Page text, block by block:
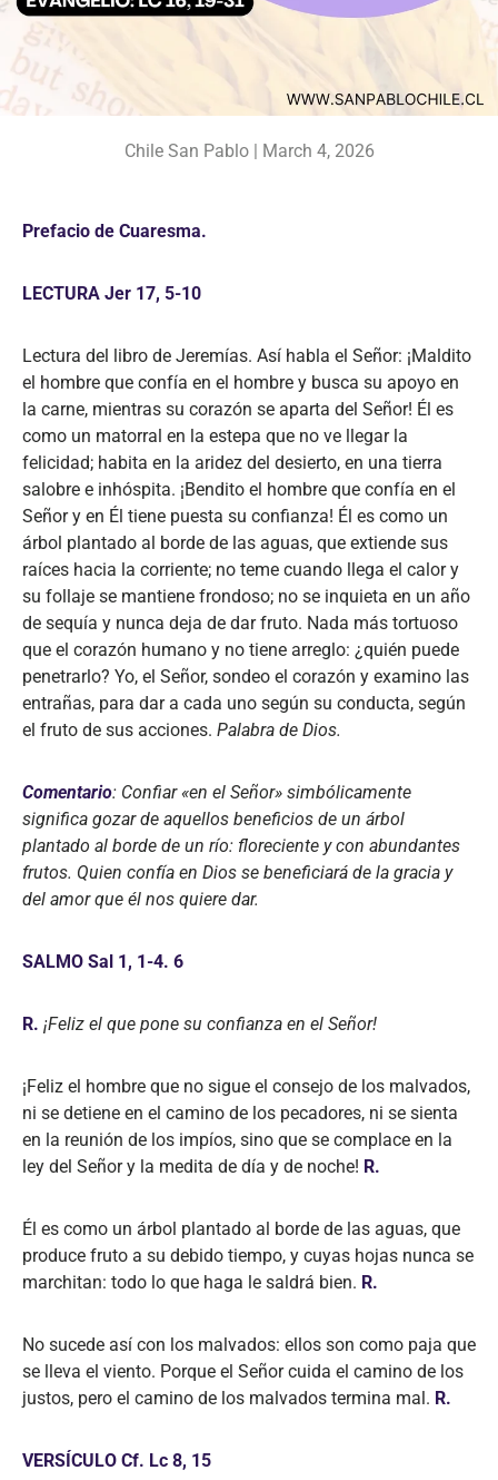
Chile San Pablo | March 4, 2026
Prefacio de Cuaresma.
LECTURA Jer 17, 5-10
Lectura del libro de Jeremías. Así habla el Señor: ¡Maldito
el hombre que confía en el hombre y busca su apoyo en
la carne, mientras su corazón se aparta del Señor! Él es
como un matorral en la estepa que no ve llegar la
felicidad; habita en la aridez del desierto, en una tierra
salobre e inhóspita. ¡Bendito el hombre que confía en el
Señor y en Él tiene puesta su confianza! Él es como un
árbol plantado al borde de las aguas, que extiende sus
raíces hacia la corriente; no teme cuando llega el calor y
su follaje se mantiene frondoso; no se inquieta en un año
de sequía y nunca deja de dar fruto. Nada más tortuoso
que el corazón humano y no tiene arreglo: ¿quién puede
penetrarlo? Yo, el Señor, sondeo el corazón y examino las
entrañas, para dar a cada uno según su conducta, según
el fruto de sus acciones. Palabra de Dios.
Comentario: Confiar «en el Señor» simbólicamente
significa gozar de aquellos beneficios de un árbol
plantado al borde de un río: floreciente y con abundantes
frutos. Quien confía en Dios se beneficiará de la gracia y
del amor que él nos quiere dar.
SALMO Sal 1, 1-4. 6
R. ¡Feliz el que pone su confianza en el Señor!
¡Feliz el hombre que no sigue el consejo de los malvados,
ni se detiene en el camino de los pecadores, ni se sienta
en la reunión de los impíos, sino que se complace en la
ley del Señor y la medita de día y de noche! R.
Él es como un árbol plantado al borde de las aguas, que
produce fruto a su debido tiempo, y cuyas hojas nunca se
marchitan: todo lo que haga le saldrá bien. R.
No sucede así con los malvados: ellos son como paja que
se lleva el viento. Porque el Señor cuida el camino de los
justos, pero el camino de los malvados termina mal. R.
VERSÍCULO Cf. Lc 8, 15